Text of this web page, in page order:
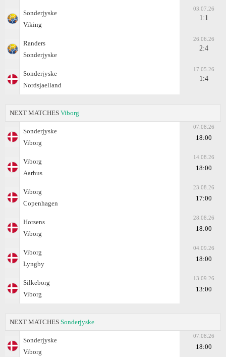
Sonderjyske
Viking
03.07.26
1:1
Randers
Sonderjyske
26.06.26
2:4
Sonderjyske
Nordsjaelland
17.05.26
1:4
NEXT MATCHES Viborg
Sonderjyske
Viborg
07.08.26
18:00
Viborg
Aarhus
14.08.26
18:00
Viborg
Copenhagen
23.08.26
17:00
Horsens
Viborg
28.08.26
18:00
Viborg
Lyngby
04.09.26
18:00
Silkeborg
Viborg
13.09.26
13:00
NEXT MATCHES Sonderjyske
Sonderjyske
Viborg
07.08.26
18:00